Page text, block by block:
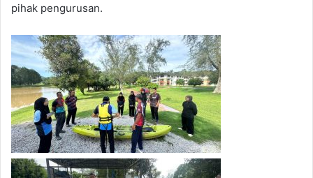
pihak pengurusan.